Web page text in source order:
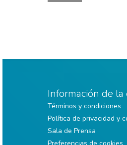
Información de la
Términos y condiciones
Política de privacidad y
Sala de Prensa